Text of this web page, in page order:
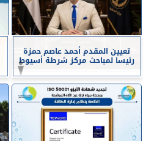
تعيين المقدم أحمد عاصم حمزة
رئيسا لمباحث مركز شرطة أسيوط